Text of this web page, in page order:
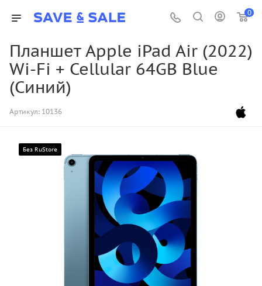
0
Планшет Apple iPad Air (2022)
Wi-Fi + Cellular 64GB Blue
(Синий)
Артикул: 10136
Без RuStore